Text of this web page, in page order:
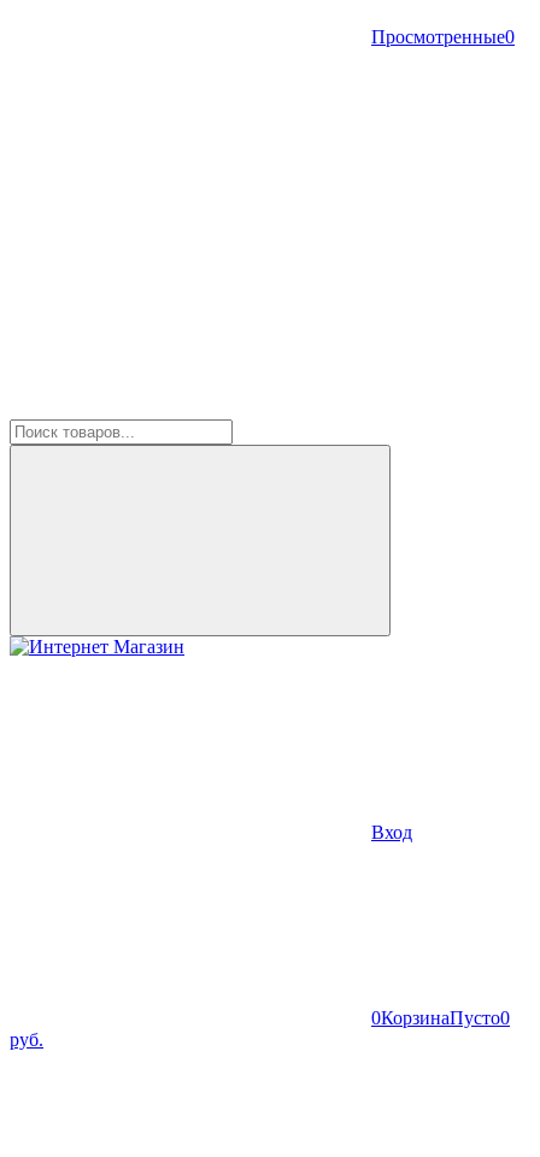
Просмотренные0
Вход
0КорзинаПусто0
руб.